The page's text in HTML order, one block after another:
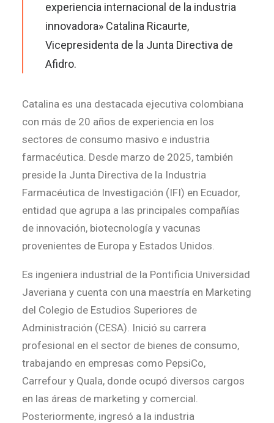
experiencia internacional de la industria
innovadora» Catalina Ricaurte,
Vicepresidenta de la Junta Directiva de
Afidro.
Catalina es una destacada ejecutiva colombiana
con más de 20 años de experiencia en los
sectores de consumo masivo e industria
farmacéutica. Desde marzo de 2025, también
preside la Junta Directiva de la Industria
Farmacéutica de Investigación (IFI) en Ecuador,
entidad que agrupa a las principales compañías
de innovación, biotecnología y vacunas
provenientes de Europa y Estados Unidos.
Es ingeniera industrial de la Pontificia Universidad
Javeriana y cuenta con una maestría en Marketing
del Colegio de Estudios Superiores de
Administración (CESA). Inició su carrera
profesional en el sector de bienes de consumo,
trabajando en empresas como PepsiCo,
Carrefour y Quala, donde ocupó diversos cargos
en las áreas de marketing y comercial.
Posteriormente, ingresó a la industria